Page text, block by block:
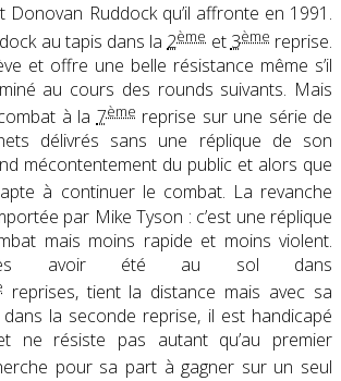
Donovan Ruddock qu’il affronte en 1991.
au tapis dans la 2ème et 3ème reprise.
et offre une belle résistance même s’il
au cours des rounds suivants. Mais
à la 7ème reprise sur une série de
délivrés sans une réplique de son
mécontentement du public et alors que
à continuer le combat. La revanche
par Mike Tyson : c’est une réplique
mais moins rapide et moins violent.
avoir été au sol dans
reprises, tient la distance mais avec sa
la seconde reprise, il est handicapé
ne résiste pas autant qu’au premier
pour sa part à gagner sur un seul